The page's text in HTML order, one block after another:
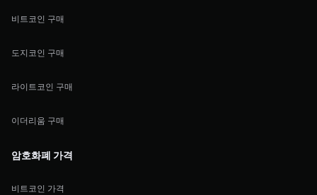
비트코인 구매
도지코인 구매
라이트코인 구매
이더리움 구매
암호화폐 가격
비트코인 가격